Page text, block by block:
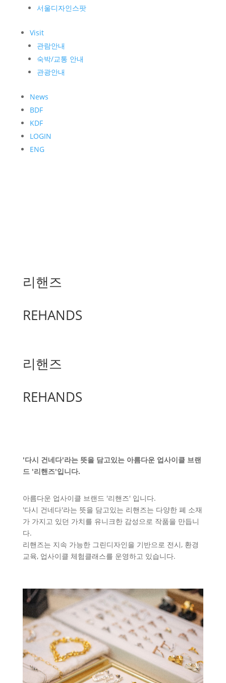
서울디자인스팟
Visit
관람안내
숙박/교통 안내
관광안내
News
BDF
KDF
LOGIN
ENG
리핸즈
REHANDS
리핸즈
REHANDS
'다시 건네다'라는 뜻을 담고있는 아름다운 업사이클 브랜
드 '리핸즈'입니다.
아름다운 업사이클 브랜드 '리핸즈' 입니다.
'다시 건네다'라는 뜻을 담고있는 리핸즈는 다양한 폐 소재
가 가지고 있던 가치를 유니크한 감성으로 작품을 만듭니
다.
리핸즈는 지속 가능한 그린디자인을 기반으로 전시, 환경
교육, 업사이클 체험클래스를 운영하고 있습니다.